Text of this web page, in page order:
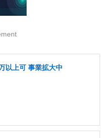
以上可 事業拡大中